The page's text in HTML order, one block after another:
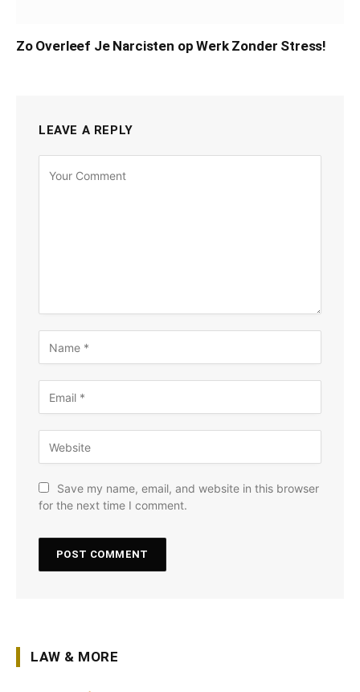
Zo Overleef Je Narcisten op Werk Zonder Stress!
LEAVE A REPLY
Save my name, email, and website in this browser
for the next time I comment.
LAW & MORE